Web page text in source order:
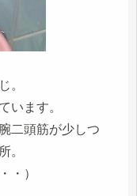
。
います。
二頭筋が少しつ
。
・）